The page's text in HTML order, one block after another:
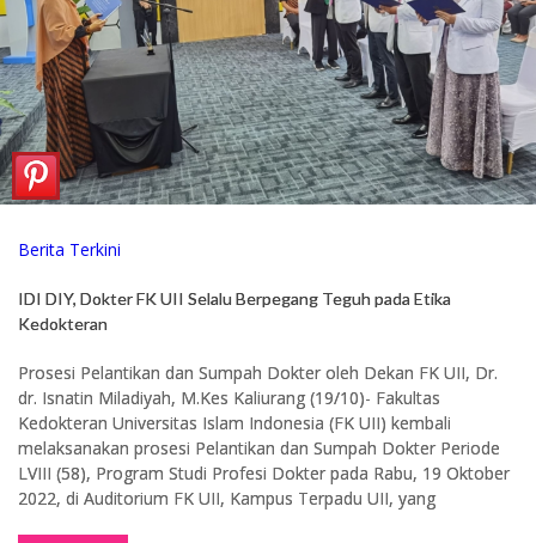
Berita Terkini
IDI DIY, Dokter FK UII Selalu Berpegang Teguh pada Etika
Kedokteran
Prosesi Pelantikan dan Sumpah Dokter oleh Dekan FK UII, Dr.
dr. Isnatin Miladiyah, M.Kes Kaliurang (19/10)- Fakultas
Kedokteran Universitas Islam Indonesia (FK UII) kembali
melaksanakan prosesi Pelantikan dan Sumpah Dokter Periode
LVIII (58), Program Studi Profesi Dokter pada Rabu, 19 Oktober
2022, di Auditorium FK UII, Kampus Terpadu UII, yang